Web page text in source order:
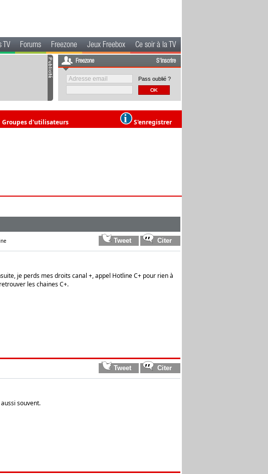
TV Forums Freezone Jeux Freebox Ce soir à la TV
Freezone S'inscrire
Pass oublié ?
Groupes d'utilisateurs S'enregistrer
je perds mes droits canal +, appel Hotline C+ pour rien à
les chaines C+.
souvent.